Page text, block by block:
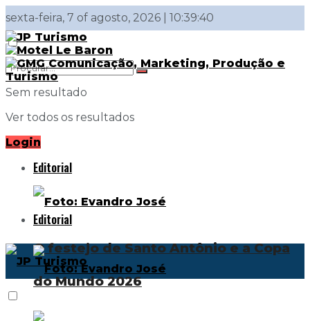
sexta-feira, 7 of agosto, 2026 | 10:39:40
Sem resultado
Ver todos os resultados
Login
Editorial
O festejo de Santo Antônio e a Copa
do Mundo 2026
Editorial